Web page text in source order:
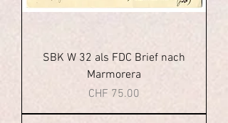
SBK W 32 als FDC Brief nach
Marmorera
Price
CHF 75.00